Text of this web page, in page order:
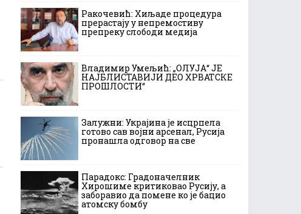
Ракочевић: Хиљаде процедура
прерастају у непремостиву
препреку слободи медија
Владимир Умељић: „ОЛУЈА“ ЈЕ
НАЈБЛИСТАВИЈИ ДЕО ХРВАТСКЕ
ПРОШЛОСТИ“
Залужни: Украјина је исцрпела
готово сав војни арсенал, Русија
пронашла одговор на све
Парадокс: Градоначелник
Хирошиме критиковао Русију, а
заборавио да помене ко је бацио
атомску бомбу